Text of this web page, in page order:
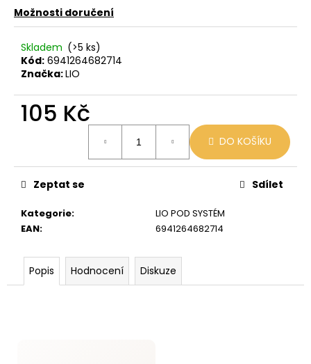
Možnosti doručení
Skladem (>5 ks)
Kód: 6941264682714
Značka:LIO
105 Kč
DO KOŠÍKU
Kategorie:
LIO POD SYSTÉM
EAN: 6941264682714
Zeptat se Sdílet
Popis Hodnocení Diskuze
j
e
m
e
OXVA
EZ
CARTRIDGE
Kč